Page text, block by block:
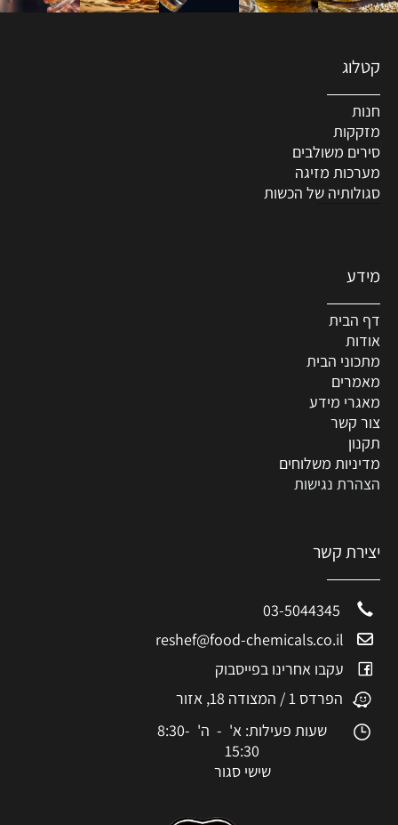
קטלוג
חנות
מזקקות
סירים משולבים
מערכות מזיגה
סגולותיה של הכשות
מידע
דף הבית
אודות
מתכוני הבית
מאמרים
מאגרי מידע
צור קשר
תקנון
מדיניות משלוחים
הצהרת נגישות
יצירת קשר
reshef@food-chemicals.co.il
עקבו אחרינו בפייסבוק
הפרדס 1 / המצודה 18, אזור
שעות פעילות: א' - ה' 8:30-
15:30
שישי סגור